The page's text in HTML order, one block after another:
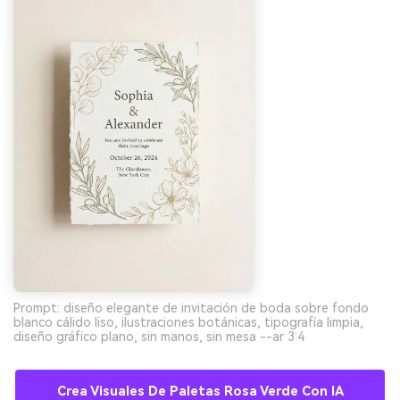
Prompt: diseño elegante de invitación de boda sobre fondo
blanco cálido liso, ilustraciones botánicas, tipografía limpia,
diseño gráfico plano, sin manos, sin mesa --ar 3:4
Crea Visuales De Paletas Rosa Verde Con IA